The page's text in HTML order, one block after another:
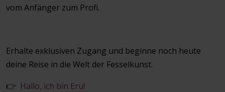
vom Anfänger zum Profi.
Erhalte exklusiven Zugang und beginne noch heute
deine Reise in die Welt der Fesselkunst.
👉 Hallo, ich bin Eru!